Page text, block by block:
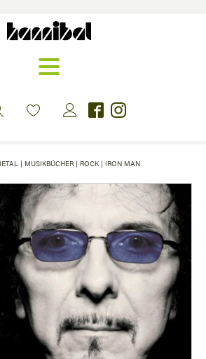
| MUSIKBÜCHER | ROCK| IRON MAN